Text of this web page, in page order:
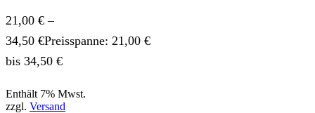
21,00 € –
34,50 €Preisspanne: 21,00 €
bis 34,50 €
Enthält 7% Mwst.
zzgl. Versand